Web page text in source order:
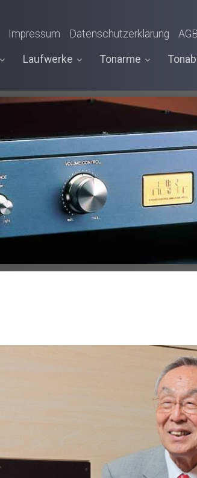
Impressum Datenschutzerklärung AGB
Laufwerke Tonarme